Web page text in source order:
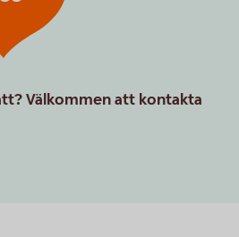
Välkommen att kontakta